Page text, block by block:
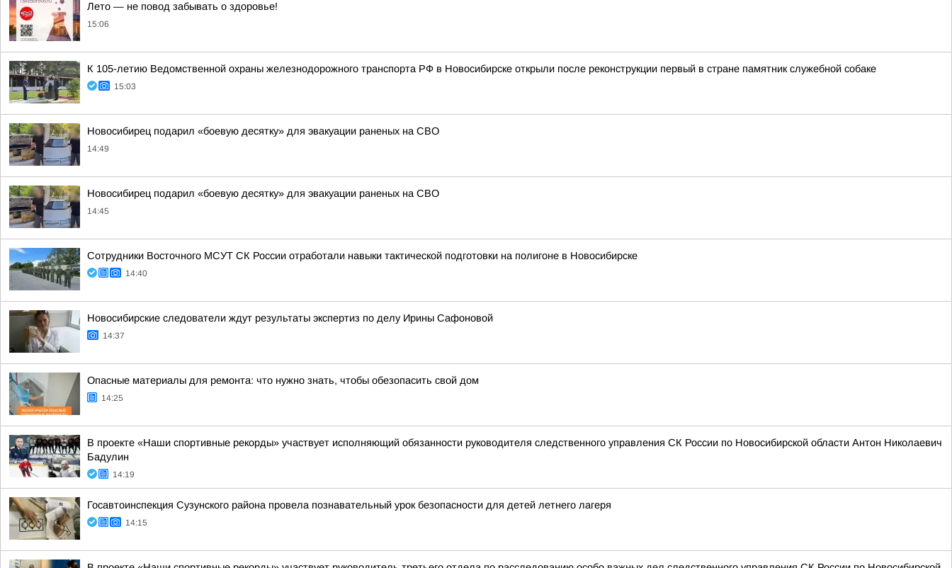
Лето — не повод забывать о здоровье!
15:06
К 105-летию Ведомственной охраны железнодорожного транспорта РФ в Новосибирске открыли после реконструкции первый в стране памятник служебной собаке
15:03
Новосибирец подарил «боевую десятку» для эвакуации раненых на СВО
14:49
Новосибирец подарил «боевую десятку» для эвакуации раненых на СВО
14:45
Сотрудники Восточного МСУТ СК России отработали навыки тактической подготовки на полигоне в Новосибирске
14:40
Новосибирские следователи ждут результаты экспертиз по делу Ирины Сафоновой
14:37
Опасные материалы для ремонта: что нужно знать, чтобы обезопасить свой дом
14:25
В проекте «Наши спортивные рекорды» участвует исполняющий обязанности руководителя следственного управления СК России по Новосибирской области Антон Николаевич
Бадулин
14:19
Госавтоинспекция Сузунского района провела познавательный урок безопасности для детей летнего лагеря
14:15